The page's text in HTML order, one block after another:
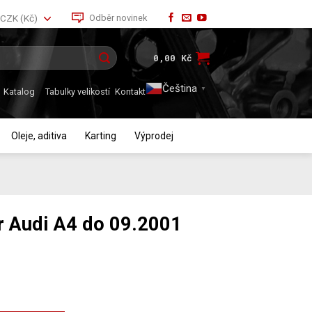
CZK (Kč) Odběr novinek
0,00 Kč
Katalog Tabulky velikostí Kontakt Čeština‎ ▼
Oleje, aditiva Karting Výprodej
A4 do 09.2001